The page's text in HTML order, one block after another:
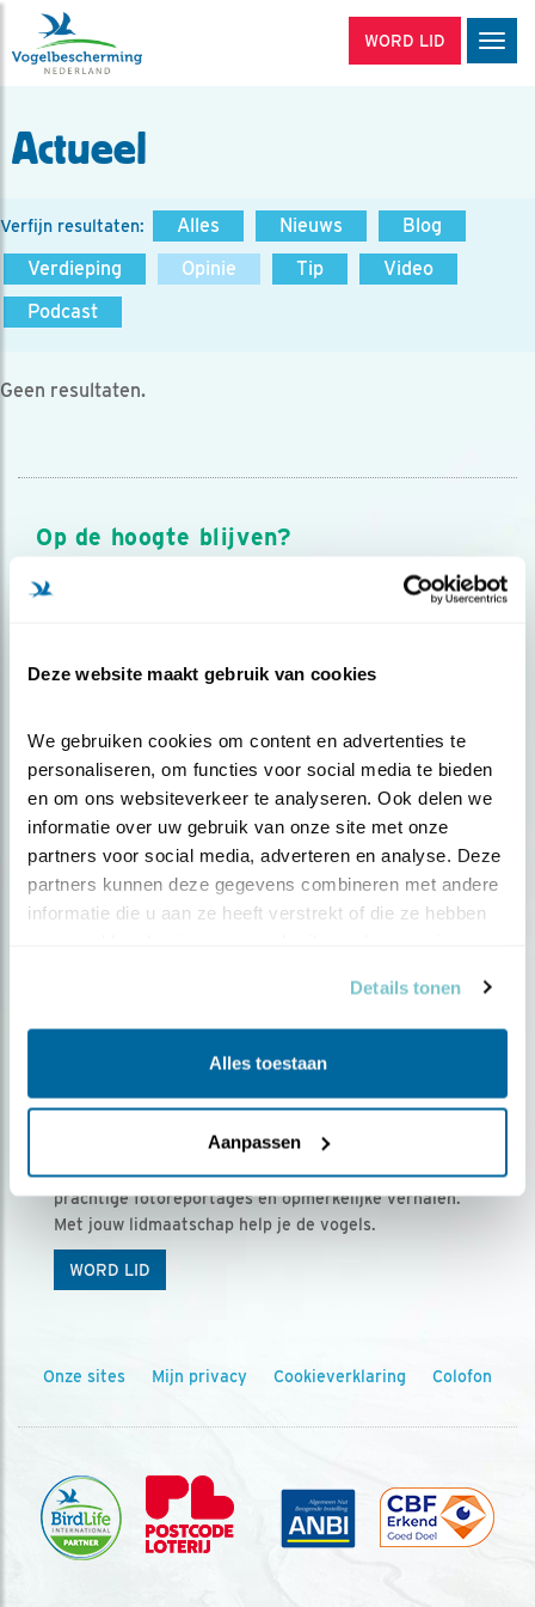
Deze website maakt gebruik van cookies
We gebruiken cookies om content en advertenties te
personaliseren, om functies voor social media te bieden
en om ons websiteverkeer te analyseren. Ook delen we
informatie over uw gebruik van onze site met onze
partners voor social media, adverteren en analyse. Deze
partners kunnen deze gegevens combineren met andere
informatie die u aan ze heeft verstrekt of die ze hebben
Details tonen
Alles toestaan
Aanpassen
WORD LID
Actueel
Verfijn resultaten: Alles Nieuws
Blog
Verdieping
Opinie Tip
Video
Podcast
Geen resultaten.
Op de hoogte blijven?
Meld je aan en ontvang nieuws, inspiratie, acties en tips
over vogels en activiteiten van Vogelbescherming.
Ontvang 5 x Vogels voor € 36,00 per jaar
Vogels is het tijdschrift voor onze leden, met
prachtige fotoreportages en opmerkelijke verhalen.
Met jouw lidmaatschap help je de vogels.
WORD LID
Onze sites Mijn privacy Cookieverklaring Colofon